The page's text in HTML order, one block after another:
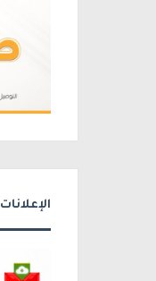
الإعلانات